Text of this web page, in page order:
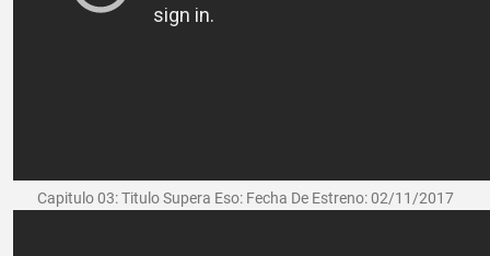
Capitulo 03: Titulo Supera Eso: Fecha De Estreno: 02/11/2017